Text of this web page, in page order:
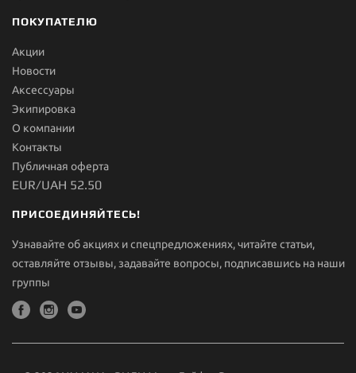
ПОКУПАТЕЛЮ
Акции
Новости
Aксессуары
Экипировка
О компании
Контакты
Публичная оферта
EUR/UAH 52.50
ПРИСОЕДИНЯЙТЕСЬ!
Узнавайте об акциях и спецпредложениях, читайте статьи,
оставляйте отзывы, задавайте вопросы, подписавшись на наши
группы